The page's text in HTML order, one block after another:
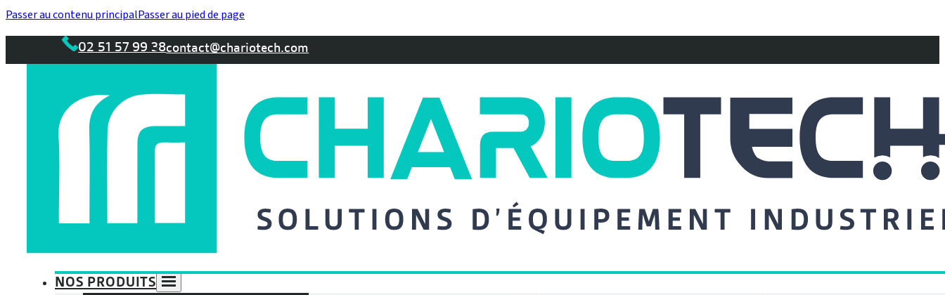
Passer au contenu principalPasser au pied de page
02 51 57 99 38contact@chariotech.com
NOS PRODUITS